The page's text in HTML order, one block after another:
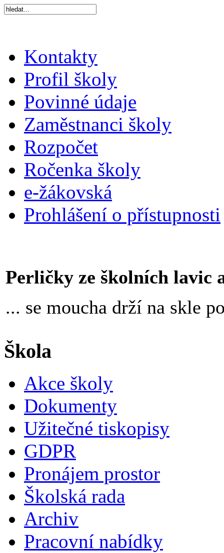
Kontakty
Profil školy
Povinné údaje
Zaměstnanci školy
Rozpočet
Ročenka školy
e-žákovská
Prohlášení o přístupnosti
Perličky ze školních lavic
... se moucha drží na skle
Škola
Akce školy
Dokumenty
Užitečné tiskopisy
GDPR
Pronájem prostor
Školská rada
Archiv
Pracovní nabídky